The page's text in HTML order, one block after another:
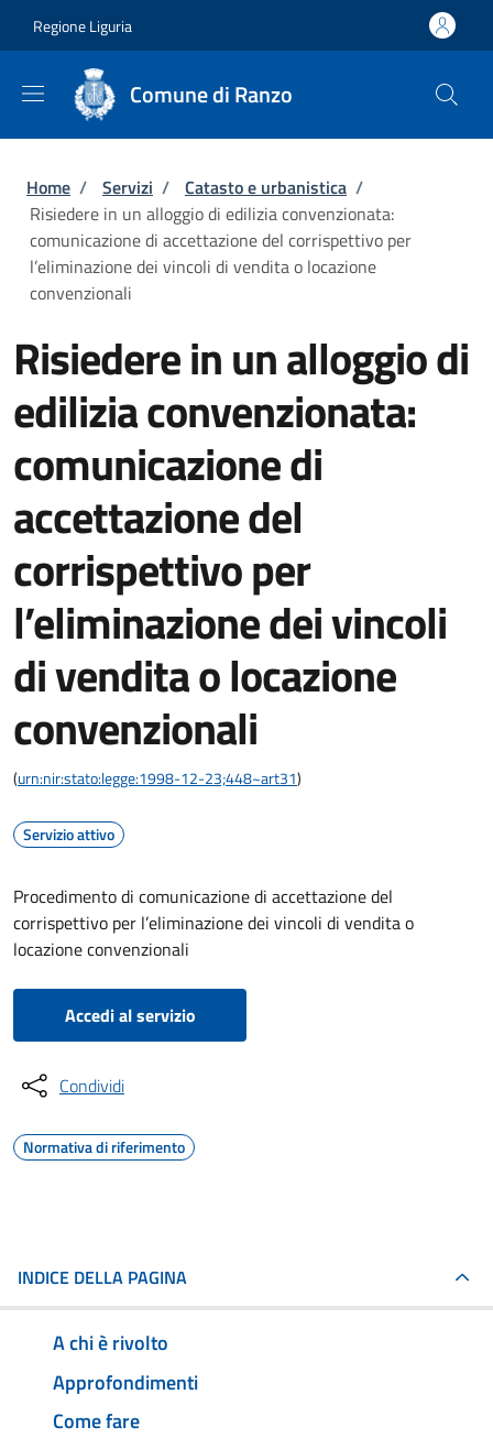
Regione Liguria
Comune di Ranzo
Briciole di pane
Home / Servizi / Catasto e urbanistica /
Risiedere in un alloggio di edilizia convenzionata:
comunicazione di accettazione del corrispettivo per
l’eliminazione dei vincoli di vendita o locazione
convenzionali
Risiedere in un alloggio di
edilizia convenzionata:
comunicazione di
accettazione del
corrispettivo per
l’eliminazione dei vincoli
di vendita o locazione
convenzionali
(urn:nir:stato:legge:1998-12-23;448~art31)
Servizio attivo
Procedimento di comunicazione di accettazione del
corrispettivo per l’eliminazione dei vincoli di vendita o
locazione convenzionali
Accedi al servizio
Condividi
Normativa di riferimento
INDICE DELLA PAGINA
A chi è rivolto
Approfondimenti
Come fare